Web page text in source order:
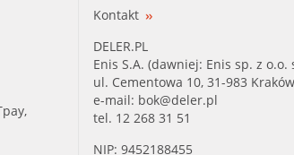
Kontakt
DELER.PL
Enis S.A. (dawniej: Enis sp. z o.o.
ul. Cementowa 10, 31-983 Kraków
e-mail: bok@deler.pl
tel. 12 268 31 51
NIP: 9452188455